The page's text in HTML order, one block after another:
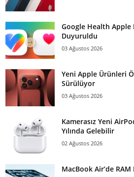
Google Health
Duyuruldu
03 Ağustos 2026
Yeni Apple Ürünleri
Sürülüyor
03 Ağustos 2026
Kamerasız Yeni
Yılında Gelebilir
02 Ağustos 2026
MacBook Air’de RAM